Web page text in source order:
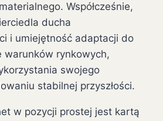
Współcześnie,
ducha
i umiejętność adaptacji do
warunków rynkowych,
swojego
stabilnej przyszłości.
w pozycji prostej jest kartą